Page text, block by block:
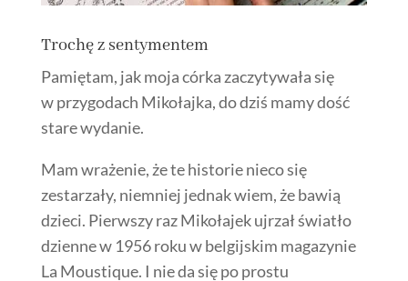
Trochę z sentymentem
Pamiętam, jak moja córka zaczytywała się
w przygodach Mikołajka, do dziś mamy dość
stare wydanie.
Mam wrażenie, że te historie nieco się
zestarzały, niemniej jednak wiem, że bawią
dzieci. Pierwszy raz Mikołajek ujrzał światło
dzienne w 1956 roku w belgijskim magazynie
La Moustique. I nie da się po prostu